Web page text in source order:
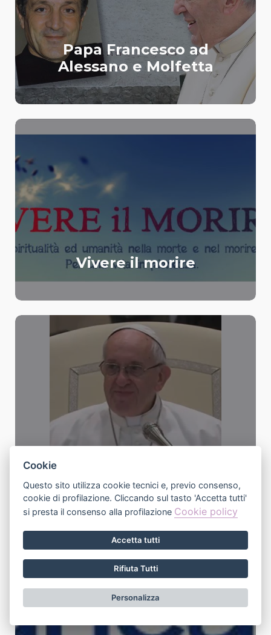
Papa Francesco ad
Alessano e Molfetta
Vivere il morire
La Messa per i Cristiani
Cookie
Questo sito utilizza cookie tecnici e, previo consenso,
cookie di profilazione. Cliccando sul tasto 'Accetta tutti'
si presta il consenso alla profilazione Cookie policy
Accetta tutti
Rifiuta Tutti
Personalizza